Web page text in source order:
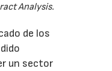
Analysis.
de los
un sector